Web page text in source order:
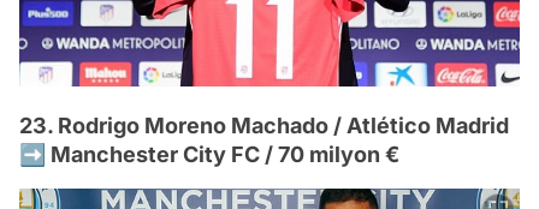
23. Rodrigo Moreno Machado / Atlético Madrid
➡️ Manchester City FC / 70 milyon €